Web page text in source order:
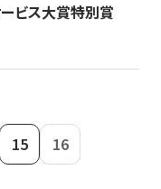
ビス大賞特別賞
15 16